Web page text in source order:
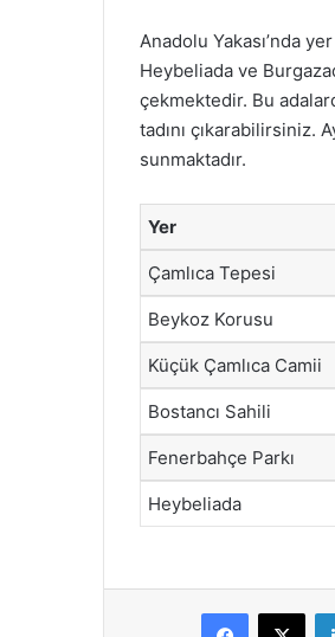
Anadolu Yakası’nda
Heybeliada ve
çekmektedir. Bu
tadını çıkarabilirsiniz.
sunmaktadır.
Yer
Çamlıca Tepesi
Beykoz Korusu
Küçük Çamlıca Camii
Bostancı Sahili
Fenerbahçe Parkı
Heybeliada
Facebook
X